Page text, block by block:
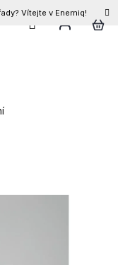
Vítejte v Enemiq!